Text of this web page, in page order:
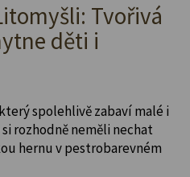
Tvořivá
děti i
spolehlivě zabaví malé i
rozhodně neměli nechat
hernu v pestrobarevném